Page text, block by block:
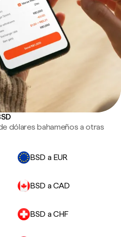
dólares bahameños a otras
BSD a EUR
BSD a CAD
BSD a CHF